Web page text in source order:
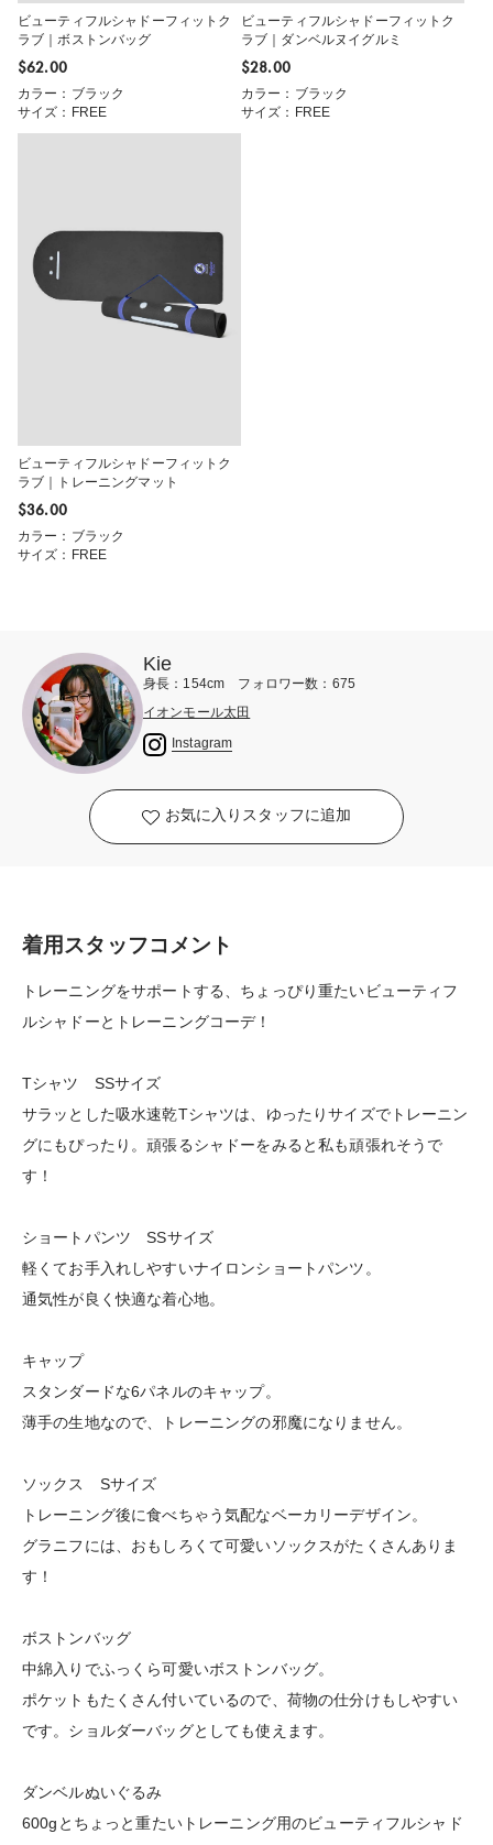
ビューティフルシャドーフィットク
ラブ｜ボストンバッグ
$‌62.00
カラー：ブラック
サイズ：FREE
ビューティフルシャドーフィットク
ラブ｜ダンベルヌイグルミ
$‌28.00
カラー：ブラック
サイズ：FREE
ビューティフルシャドーフィットク
ラブ｜トレーニングマット
$‌36.00
カラー：ブラック
サイズ：FREE
Kie
身長：154cm フォロワー数：675
イオンモール太田
Instagram
お気に入りスタッフに追加
着用スタッフコメント
トレーニングをサポートする、ちょっぴり重たいビューティフ
ルシャドーとトレーニングコーデ！
Tシャツ SSサイズ
サラッとした吸水速乾Tシャツは、ゆったりサイズでトレーニン
グにもぴったり。頑張るシャドーをみると私も頑張れそうで
す！
ショートパンツ SSサイズ
軽くてお手入れしやすいナイロンショートパンツ。
通気性が良く快適な着心地。
キャップ
スタンダードな6パネルのキャップ。
薄手の生地なので、トレーニングの邪魔になりません。
ソックス Sサイズ
トレーニング後に食べちゃう気配なベーカリーデザイン。
グラニフには、おもしろくて可愛いソックスがたくさんありま
す！
ボストンバッグ
中綿入りでふっくら可愛いボストンバッグ。
ポケットもたくさん付いているので、荷物の仕分けもしやすい
です。ショルダーバッグとしても使えます。
ダンベルぬいぐるみ
600gとちょっと重たいトレーニング用のビューティフルシャド